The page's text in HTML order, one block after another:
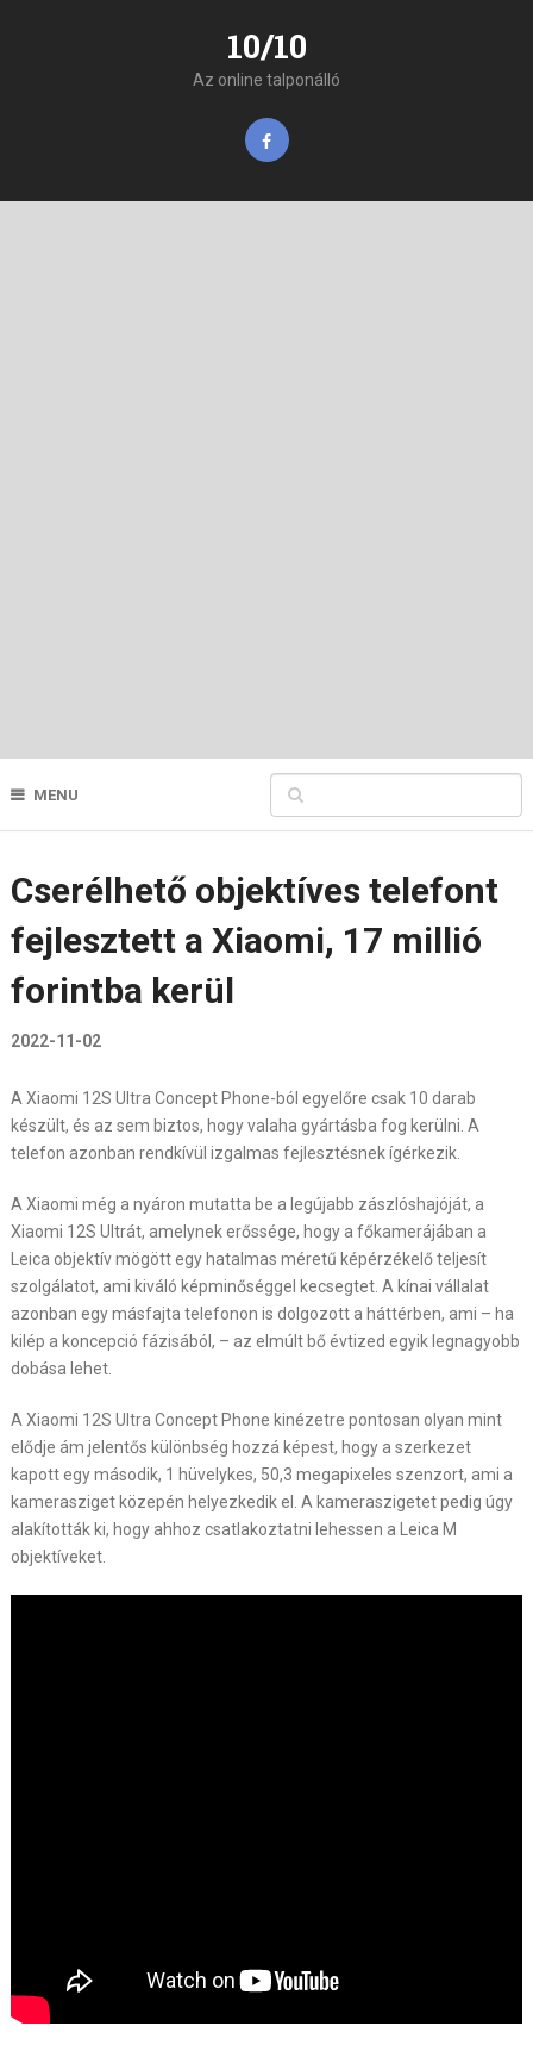
10/10
Az online talponálló
MENU
Cserélhető objektíves telefont
fejlesztett a Xiaomi, 17 millió
forintba kerül
2022-11-02
A Xiaomi 12S Ultra Concept Phone-ból egyelőre csak 10 darab
készült, és az sem biztos, hogy valaha gyártásba fog kerülni. A
telefon azonban rendkívül izgalmas fejlesztésnek ígérkezik.
A Xiaomi még a nyáron mutatta be a legújabb zászlóshajóját, a
Xiaomi 12S Ultrát, amelynek erőssége, hogy a főkamerájában a
Leica objektív mögött egy hatalmas méretű képérzékelő teljesít
szolgálatot, ami kiváló képminőséggel kecsegtet. A kínai vállalat
azonban egy másfajta telefonon is dolgozott a háttérben, ami – ha
kilép a koncepció fázisából, – az elmúlt bő évtized egyik legnagyobb
dobása lehet.
A Xiaomi 12S Ultra Concept Phone kinézetre pontosan olyan mint
elődje ám jelentős különbség hozzá képest, hogy a szerkezet
kapott egy második, 1 hüvelykes, 50,3 megapixeles szenzort, ami a
kamerasziget közepén helyezkedik el. A kameraszigetet pedig úgy
alakították ki, hogy ahhoz csatlakoztatni lehessen a Leica M
objektíveket.